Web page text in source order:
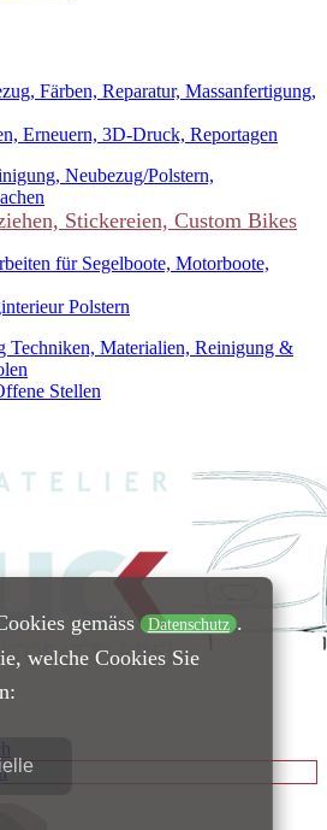
Färben, Reparatur, Massanfertigung,
Erneuern, 3D-Druck, Reportagen
Neubezug/Polstern,
Stickereien, Custom Bikes
für Segelboote, Motorboote,
Polstern
Techniken, Materialien, Reinigung &
Stellen
gemäss Datenschutz .
welche Cookies Sie